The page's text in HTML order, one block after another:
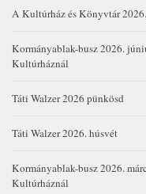
A Kultúrház és Könyvtár
Kormányablak-busz 2026.
Kultúrháznál
Táti Walzer 2026 pünkösd
Táti Walzer 2026. húsvét
Kormányablak-busz 2026.
Kultúrháznál